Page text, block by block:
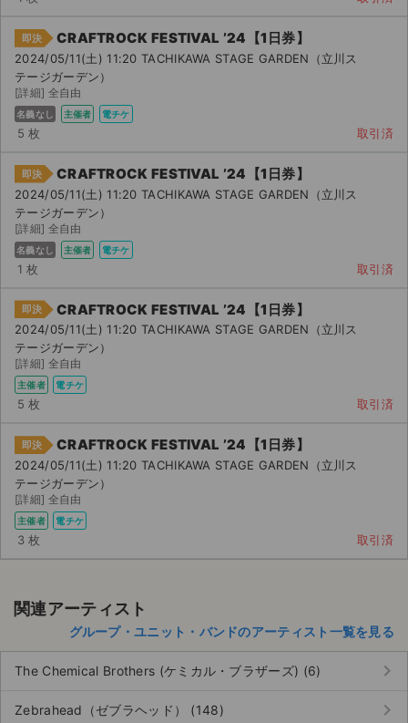
即決 CRAFTROCK FESTIVAL ’24【1日券】
2024/05/11(土) 11:20 TACHIKAWA STAGE GARDEN（立川ス
テージガーデン）
[詳細] 全自由
名義なし 主催者 電チケ
5 枚 取引済
即決 CRAFTROCK FESTIVAL ’24【1日券】
2024/05/11(土) 11:20 TACHIKAWA STAGE GARDEN（立川ス
テージガーデン）
[詳細] 全自由
名義なし 主催者 電チケ
1 枚 取引済
即決 CRAFTROCK FESTIVAL ’24【1日券】
2024/05/11(土) 11:20 TACHIKAWA STAGE GARDEN（立川ス
テージガーデン）
[詳細] 全自由
主催者 電チケ
5 枚 取引済
即決 CRAFTROCK FESTIVAL ’24【1日券】
2024/05/11(土) 11:20 TACHIKAWA STAGE GARDEN（立川ス
テージガーデン）
[詳細] 全自由
主催者 電チケ
3 枚 取引済
関連アーティスト
グループ・ユニット・バンドのアーティスト一覧を見る
The Chemical Brothers (ケミカル・ブラザーズ) (6) keyboard_arrow_right
Zebrahead（ゼブラヘッド） (148) keyboard_arrow_right